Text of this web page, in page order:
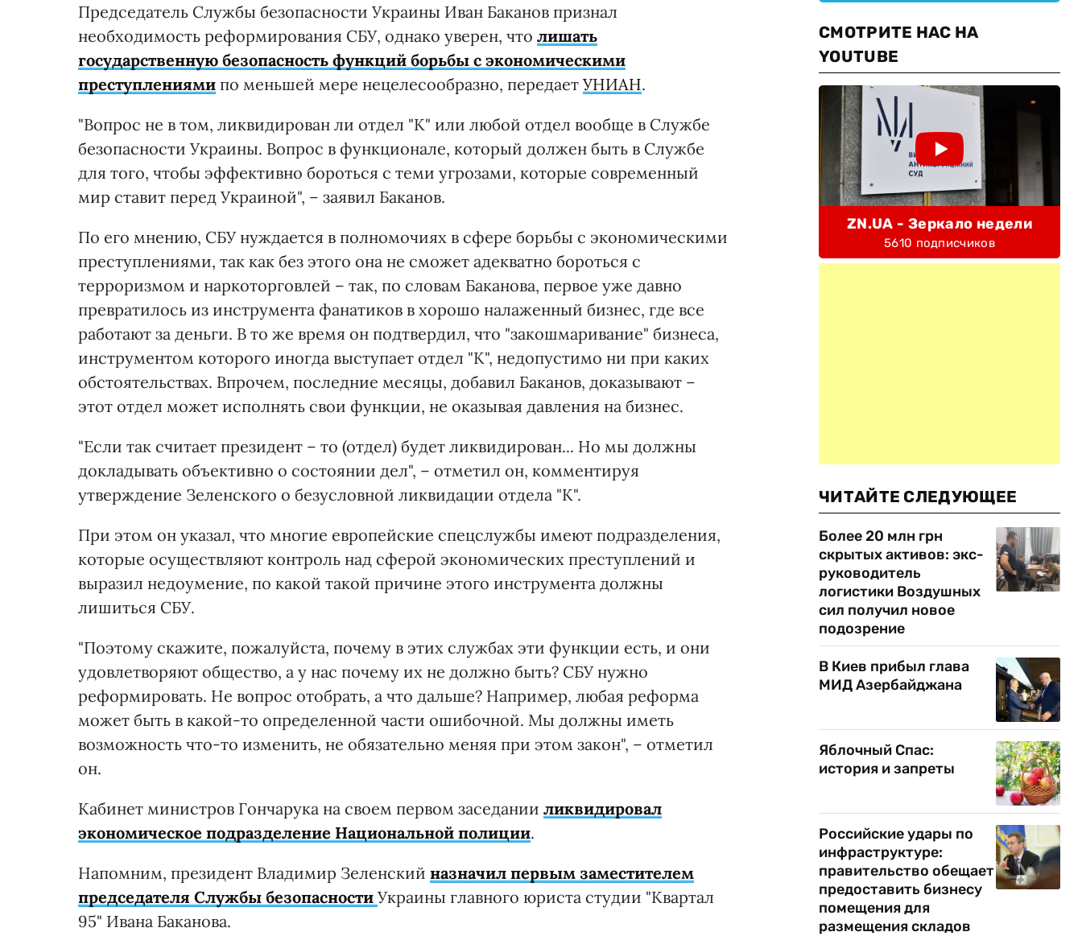
Председатель Службы безопасности Украины Иван Баканов признал
необходимость реформирования СБУ, однако уверен, что лишать
государственную безопасность функций борьбы с экономическими
преступлениями по меньшей мере нецелесообразно, передает УНИАН.
"Вопрос не в том, ликвидирован ли отдел "К" или любой отдел вообще в Службе
безопасности Украины. Вопрос в функционале, который должен быть в Службе
для того, чтобы эффективно бороться с теми угрозами, которые современный
мир ставит перед Украиной", – заявил Баканов.
По его мнению, СБУ нуждается в полномочиях в сфере борьбы с экономическими
преступлениями, так как без этого она не сможет адекватно бороться с
терроризмом и наркоторговлей – так, по словам Баканова, первое уже давно
превратилось из инструмента фанатиков в хорошо налаженный бизнес, где все
работают за деньги. В то же время он подтвердил, что "закошмаривание" бизнеса,
инструментом которого иногда выступает отдел "К", недопустимо ни при каких
обстоятельствах. Впрочем, последние месяцы, добавил Баканов, доказывают –
этот отдел может исполнять свои функции, не оказывая давления на бизнес.
"Если так считает президент – то (отдел) будет ликвидирован... Но мы должны
докладывать объективно о состоянии дел", – отметил он, комментируя
утверждение Зеленского о безусловной ликвидации отдела "К".
При этом он указал, что многие европейские спецслужбы имеют подразделения,
которые осуществляют контроль над сферой экономических преступлений и
выразил недоумение, по какой такой причине этого инструмента должны
лишиться СБУ.
"Поэтому скажите, пожалуйста, почему в этих службах эти функции есть, и они
удовлетворяют общество, а у нас почему их не должно быть? СБУ нужно
реформировать. Не вопрос отобрать, а что дальше? Например, любая реформа
может быть в какой-то определенной части ошибочной. Мы должны иметь
возможность что-то изменить, не обязательно меняя при этом закон", – отметил
он.
Кабинет министров Гончарука на своем первом заседании ликвидировал
экономическое подразделение Национальной полиции.
Напомним, президент Владимир Зеленский назначил первым заместителем
председателя Службы безопасности Украины главного юриста студии "Квартал
95" Ивана Баканова.
СМОТРИТЕ НАС НА
YOUTUBE
ZN.UA - Зеркало недели
5610 подписчиков
ЧИТАЙТЕ СЛЕДУЮЩЕЕ
Более 20 млн грн
скрытых активов: экс-
руководитель
логистики Воздушных
сил получил новое
подозрение
В Киев прибыл глава
МИД Азербайджана
Яблочный Спас:
история и запреты
Российские удары по
инфраструктуре:
правительство обещает
предоставить бизнесу
помещения для
размещения складов